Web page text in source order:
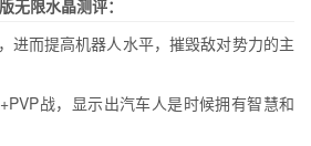
无限水晶测评：
进而提高机器人水平，摧毁敌对势力的主
战，显示出汽车人是时候拥有智慧和